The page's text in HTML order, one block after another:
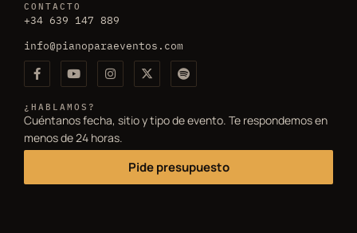
CONTACTO
+34 639 147 889
info@pianoparaeventos.com
¿HABLAMOS?
Cuéntanos fecha, sitio y tipo de evento. Te respondemos en
menos de 24 horas.
Pide presupuesto